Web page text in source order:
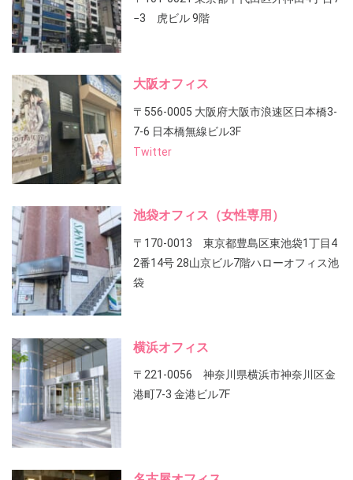
−3 虎ビル 9階
大阪オフィス
〒556-0005 大阪府大阪市浪速区日本橋3-
7-6 日本橋無線ビル3F
Twitter
池袋オフィス（女性専用）
〒170-0013 東京都豊島区東池袋1丁目4
2番14号 28山京ビル7階ハローオフィス池
袋
横浜オフィス
〒221-0056 神奈川県横浜市神奈川区金
港町7-3 金港ビル7F